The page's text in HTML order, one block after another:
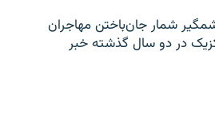
شمار جان‌باختن مهاجران
در دو سال گذشته خبر